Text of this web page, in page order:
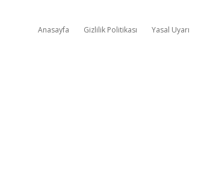
Anasayfa Gizlilik Politikası Yasal Uyarı